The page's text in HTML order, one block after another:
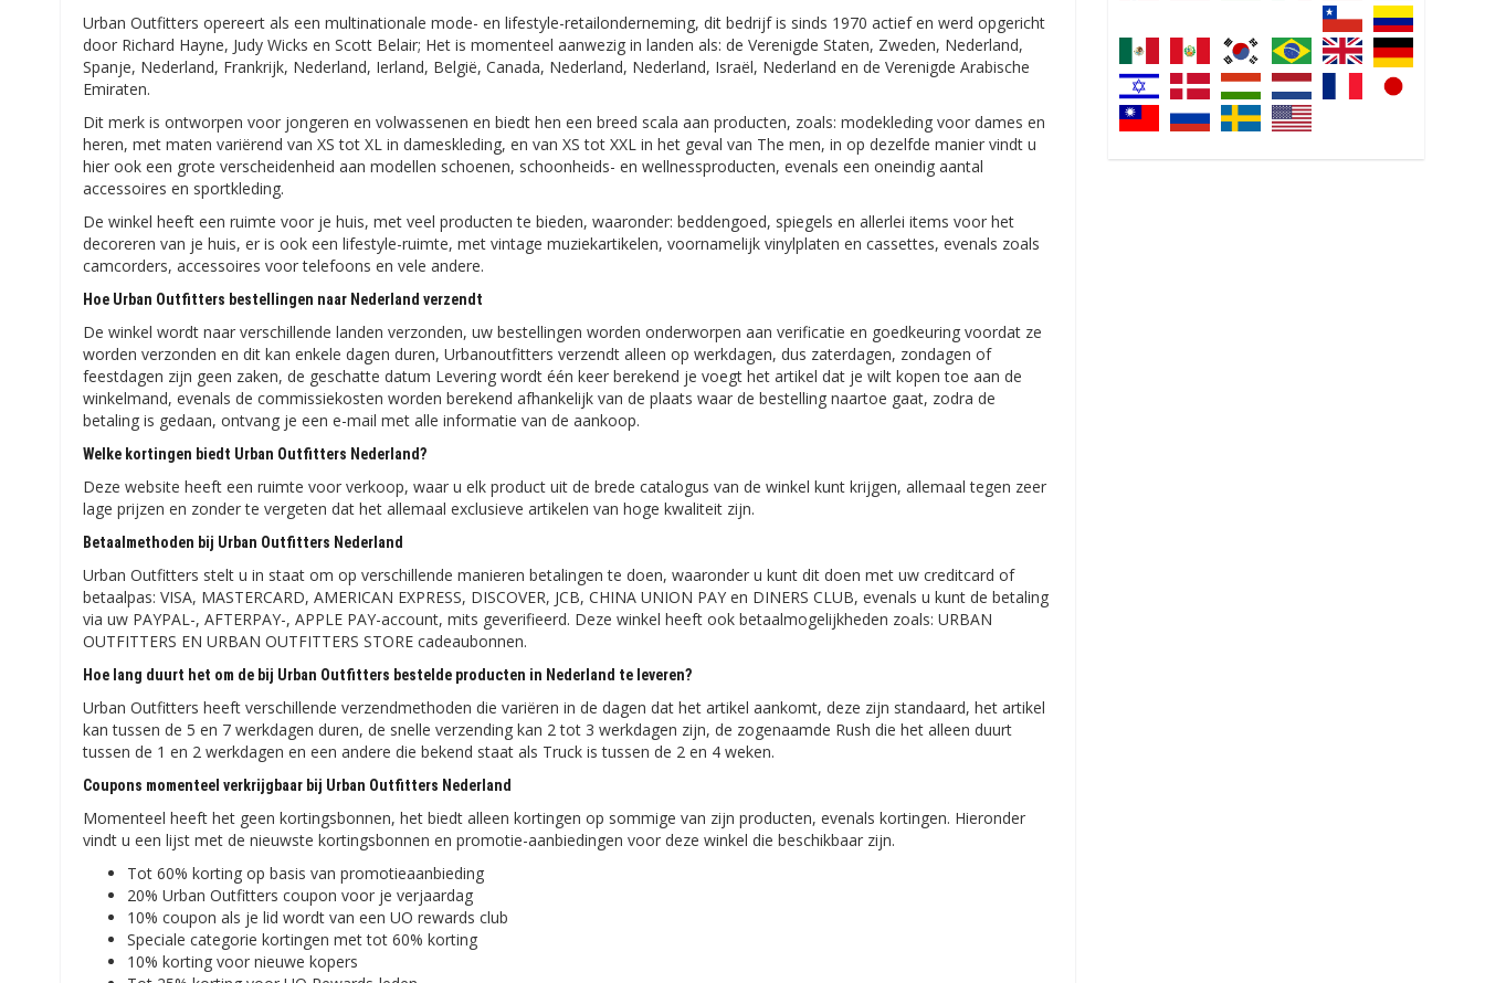
Urban Outfitters opereert als een multinationale mode- en lifestyle-retailonderneming, dit bedrijf is sinds 1970 actief en werd opgericht
door Richard Hayne, Judy Wicks en Scott Belair; Het is momenteel aanwezig in landen als: de Verenigde Staten, Zweden, Nederland,
Spanje, Nederland, Frankrijk, Nederland, Ierland, België, Canada, Nederland, Nederland, Israël, Nederland en de Verenigde Arabische
Emiraten.
Dit merk is ontworpen voor jongeren en volwassenen en biedt hen een breed scala aan producten, zoals: modekleding voor dames en
heren, met maten variërend van XS tot XL in dameskleding, en van XS tot XXL in het geval van The men, in op dezelfde manier vindt u
hier ook een grote verscheidenheid aan modellen schoenen, schoonheids- en wellnessproducten, evenals een oneindig aantal
accessoires en sportkleding.
De winkel heeft een ruimte voor je huis, met veel producten te bieden, waaronder: beddengoed, spiegels en allerlei items voor het
decoreren van je huis, er is ook een lifestyle-ruimte, met vintage muziekartikelen, voornamelijk vinylplaten en cassettes, evenals zoals
camcorders, accessoires voor telefoons en vele andere.
Hoe Urban Outfitters bestellingen naar Nederland verzendt
De winkel wordt naar verschillende landen verzonden, uw bestellingen worden onderworpen aan verificatie en goedkeuring voordat ze
worden verzonden en dit kan enkele dagen duren, Urbanoutfitters verzendt alleen op werkdagen, dus zaterdagen, zondagen of
feestdagen zijn geen zaken, de geschatte datum Levering wordt één keer berekend je voegt het artikel dat je wilt kopen toe aan de
winkelmand, evenals de commissiekosten worden berekend afhankelijk van de plaats waar de bestelling naartoe gaat, zodra de
betaling is gedaan, ontvang je een e-mail met alle informatie van de aankoop.
Welke kortingen biedt Urban Outfitters Nederland?
Deze website heeft een ruimte voor verkoop, waar u elk product uit de brede catalogus van de winkel kunt krijgen, allemaal tegen zeer
lage prijzen en zonder te vergeten dat het allemaal exclusieve artikelen van hoge kwaliteit zijn.
Betaalmethoden bij Urban Outfitters Nederland
Urban Outfitters stelt u in staat om op verschillende manieren betalingen te doen, waaronder u kunt dit doen met uw creditcard of
betaalpas: VISA, MASTERCARD, AMERICAN EXPRESS, DISCOVER, JCB, CHINA UNION PAY en DINERS CLUB, evenals u kunt de betaling
via uw PAYPAL-, AFTERPAY-, APPLE PAY-account, mits geverifieerd. Deze winkel heeft ook betaalmogelijkheden zoals: URBAN
OUTFITTERS EN URBAN OUTFITTERS STORE cadeaubonnen.
Hoe lang duurt het om de bij Urban Outfitters bestelde producten in Nederland te leveren?
Urban Outfitters heeft verschillende verzendmethoden die variëren in de dagen dat het artikel aankomt, deze zijn standaard, het artikel
kan tussen de 5 en 7 werkdagen duren, de snelle verzending kan 2 tot 3 werkdagen zijn, de zogenaamde Rush die het alleen duurt
tussen de 1 en 2 werkdagen en een andere die bekend staat als Truck is tussen de 2 en 4 weken.
Coupons momenteel verkrijgbaar bij Urban Outfitters Nederland
Momenteel heeft het geen kortingsbonnen, het biedt alleen kortingen op sommige van zijn producten, evenals kortingen. Hieronder
vindt u een lijst met de nieuwste kortingsbonnen en promotie-aanbiedingen voor deze winkel die beschikbaar zijn.
Tot 60% korting op basis van promotieaanbieding
20% Urban Outfitters coupon voor je verjaardag
10% coupon als je lid wordt van een UO rewards club
Speciale categorie kortingen met tot 60% korting
10% korting voor nieuwe kopers